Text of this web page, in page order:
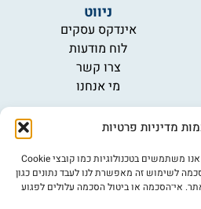
מדיניות פרטיות
כדי לספק את החוויה הטובה ביותר, אנו משתמשים בטכנולוגיות כמו קובצי Cookie
לשימוש זה מאפשרת לנו לעבד נתונים כגון
אי־הסכמה או ביטול הסכמה עלולים לפגוע
ניווט
אינדקס עסקים
לוח מודעות
צרו קשר
מי אנחנו
מידע
תקנון
לניוזלטר
פרסמו אצלנו
נגישות